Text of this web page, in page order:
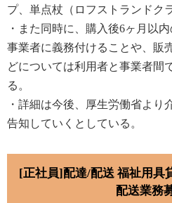
プ、単点杖（ロフストランドク
・ また 同時に、購入後6ヶ月以
事業者に義務付けることや、販
どについては利用者と事業者間
る 。
・ 詳細は今後、厚生労働省より
告知していくとしている。
[正社員]配達/配送 福祉用具
配送業務